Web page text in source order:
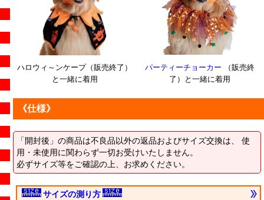
ハロウィ～ンケープ（販売終了）
と一緒に着用
パーティーチョーカー
（販売終
了）と一緒に着用
《仕様》
「開封後」の商品は不良品以外の返品およびサイズ交換は、 使
用・未使用に関わらず一切お受けいたしません。
必ずサイズ等をご確認の上、お求めください。
サイズの測り方